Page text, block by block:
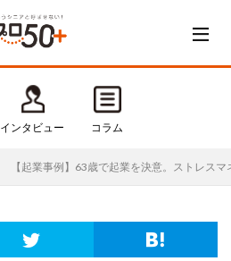
インタビュー コラム
【起業事例】63歳で起業を決意。ストレス